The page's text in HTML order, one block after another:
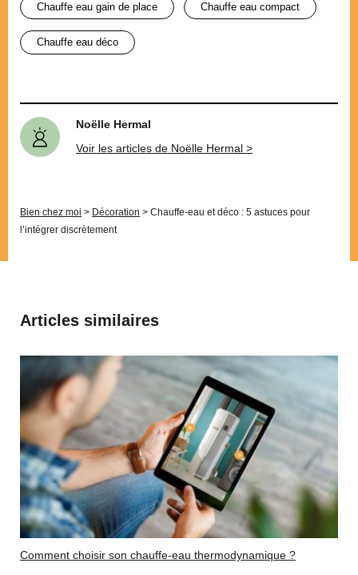
chauffe eau gain de place chauffe eau compact
chauffe eau déco
Noëlle Hermal
Voir les articles de Noëlle Hermal >
Bien chez moi > Décoration > Chauffe-eau et déco : 5 astuces pour
l’intégrer discrètement
Articles similaires
Comment choisir son chauffe-eau thermodynamique ?